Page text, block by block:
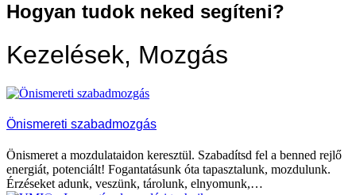
Hogyan tudok neked segíteni?
Kezelések, Mozgás
Önismereti szabadmozgás
Önismeret a mozdulataidon keresztül. Szabadítsd fel a benned rejlő
energiát, potenciált! Fogantatásunk óta tapasztalunk, mozdulunk.
Érzéseket adunk, veszünk, tárolunk, elnyomunk,…